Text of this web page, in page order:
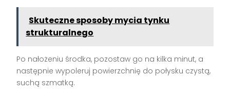
Skuteczne sposoby mycia tynku
strukturalnego
Po nałożeniu środka, pozostaw go na kilka minut, a
następnie wypoleruj powierzchnię do połysku czystą,
suchą szmatką.